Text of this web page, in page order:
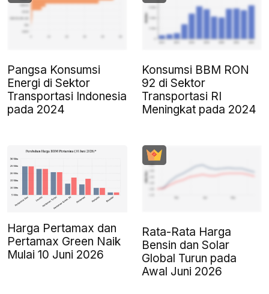
Pangsa Konsumsi
Energi di Sektor
Transportasi Indonesia
pada 2024
Konsumsi BBM RON
92 di Sektor
Transportasi RI
Meningkat pada 2024
Harga Pertamax dan
Pertamax Green Naik
Mulai 10 Juni 2026
Rata-Rata Harga
Bensin dan Solar
Global Turun pada
Awal Juni 2026